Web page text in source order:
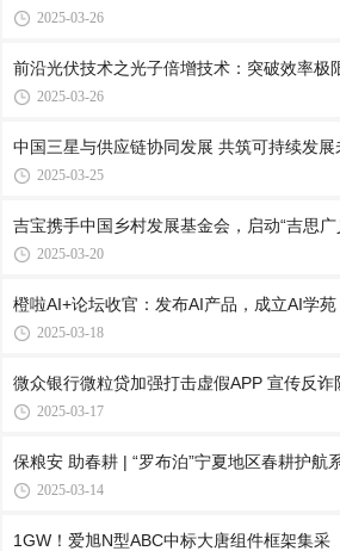
2025-03-26
前沿光伏技术之光子倍增技术：突破效率极
2025-03-26
中国三星与供应链协同发展 共筑可持续发展
2025-03-25
吉宝携手中国乡村发展基金会，启动“吉思
2025-03-20
橙啦AI+论坛收官：发布AI产品，成立AI学
2025-03-18
微众银行微粒贷加强打击虚假APP 宣传反诈
2025-03-17
保粮安 助春耕 | “罗布泊”宁夏地区春耕护航
2025-03-14
1GW！爱旭N型ABC中标大唐组件框架集采